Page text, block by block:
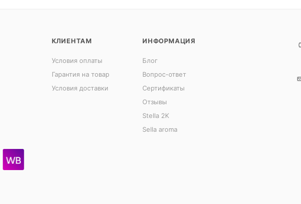
КЛИЕНТАМ
Условия оплаты
Гарантия на товар
Условия доставки
ИНФОРМАЦИЯ
Блог
Вопрос-ответ
Сертификаты
Отзывы
Stella 2K
Sella aroma